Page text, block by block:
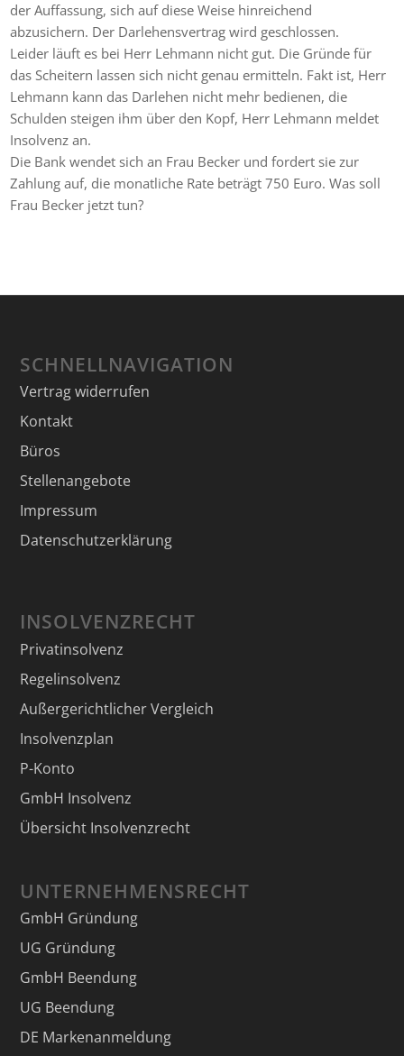
der Auffassung, sich auf diese Weise hinreichend
abzusichern. Der Darlehensvertrag wird geschlossen.
Leider läuft es bei Herr Lehmann nicht gut. Die Gründe für
das Scheitern lassen sich nicht genau ermitteln. Fakt ist, Herr
Lehmann kann das Darlehen nicht mehr bedienen, die
Schulden steigen ihm über den Kopf, Herr Lehmann meldet
Insolvenz an.
Die Bank wendet sich an Frau Becker und fordert sie zur
Zahlung auf, die monatliche Rate beträgt 750 Euro. Was soll
Frau Becker jetzt tun?
SCHNELLNAVIGATION
Vertrag widerrufen
Kontakt
Büros
Stellenangebote
Impressum
Datenschutzerklärung
INSOLVENZRECHT
Privatinsolvenz
Regelinsolvenz
Außergerichtlicher Vergleich
Insolvenzplan
P-Konto
GmbH Insolvenz
Übersicht Insolvenzrecht
UNTERNEHMENSRECHT
GmbH Gründung
UG Gründung
GmbH Beendung
UG Beendung
DE Markenanmeldung